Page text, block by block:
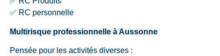
✅ RC personnelle
Multirisque professionnelle à Aussonne
Pensée pour les activités diverses :